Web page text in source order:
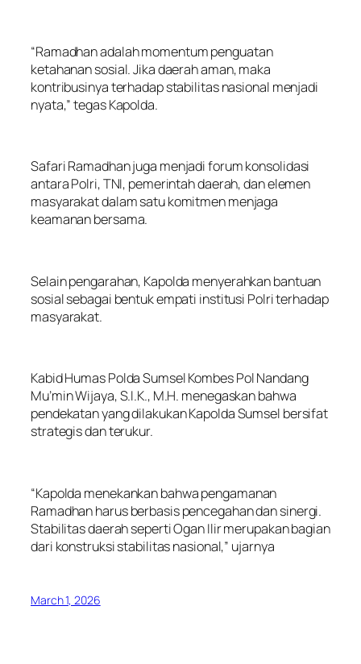
“Ramadhan adalah momentum penguatan
ketahanan sosial. Jika daerah aman, maka
kontribusinya terhadap stabilitas nasional menjadi
nyata,” tegas Kapolda.
Safari Ramadhan juga menjadi forum konsolidasi
antara Polri, TNI, pemerintah daerah, dan elemen
masyarakat dalam satu komitmen menjaga
keamanan bersama.
Selain pengarahan, Kapolda menyerahkan bantuan
sosial sebagai bentuk empati institusi Polri terhadap
masyarakat.
Kabid Humas Polda Sumsel Kombes Pol Nandang
Mu’min Wijaya, S.I.K., M.H. menegaskan bahwa
pendekatan yang dilakukan Kapolda Sumsel bersifat
strategis dan terukur.
“Kapolda menekankan bahwa pengamanan
Ramadhan harus berbasis pencegahan dan sinergi.
Stabilitas daerah seperti Ogan Ilir merupakan bagian
dari konstruksi stabilitas nasional,” ujarnya
March 1, 2026